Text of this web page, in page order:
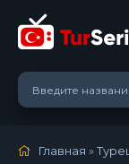
Главная »